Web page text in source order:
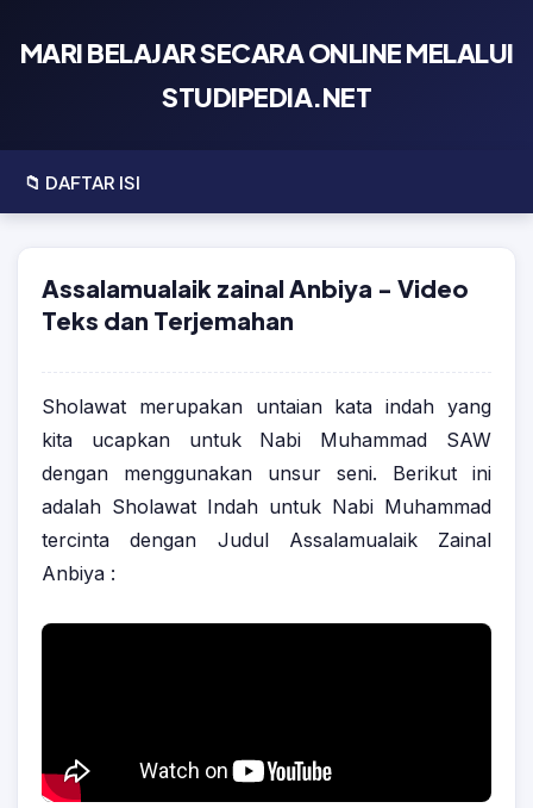
MARI BELAJAR SECARA ONLINE MELALUI
STUDIPEDIA.NET
×
⌚ Sekolah Kedinasan
Update Informasi dan Latihan Soal
• Pembekalan Persiapan Latsar CPNS dan PKTBT
• Pengalaman Mengikuti Distance Learning Latsar CPNS
• Panduan Menyusun Rancangan Aktualisasi Latsar
• Pengalaman Mengikuti Pembelajaran Klasikal Latsar
CPNS
💼 Latihan Soal Ujian
• Latihan Soal Tes CPNS Terbaru
• Latihan Soal Tes P3K Terbaru
♞ Analysis Move By Move
✅ Profil Kami
• Kebijakan Privasi
• Hubungi Kami
📁 DAFTAR ISI
Assalamualaik zainal Anbiya - Video
Teks dan Terjemahan
Sholawat merupakan untaian kata indah yang
kita ucapkan untuk Nabi Muhammad SAW
dengan menggunakan unsur seni. Berikut ini
adalah Sholawat Indah untuk Nabi Muhammad
tercinta dengan Judul Assalamualaik Zainal
Anbiya :